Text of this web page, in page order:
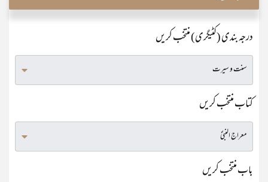
درجہ بندی (کٹیگری) منتخب کریں
کتاب منتخب کریں
باب منتخب کریں